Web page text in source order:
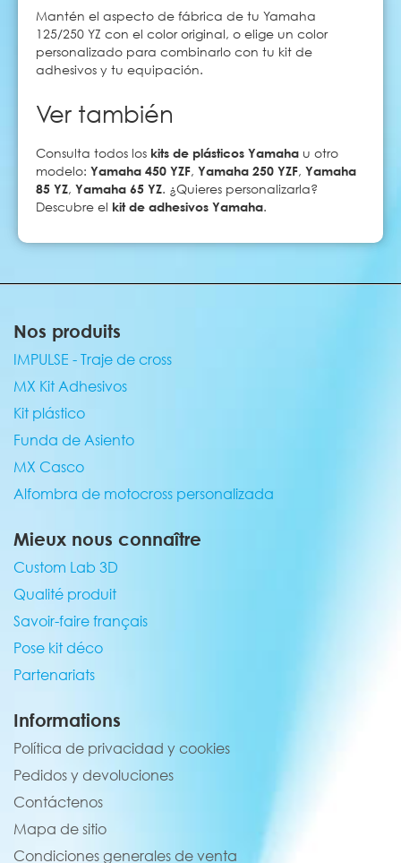
Mantén el aspecto de fábrica de tu Yamaha
125/250 YZ con el color original, o elige un color
personalizado para combinarlo con tu kit de
adhesivos y tu equipación.
Ver también
Consulta todos los kits de plásticos Yamaha u otro
modelo: Yamaha 450 YZF, Yamaha 250 YZF, Yamaha
85 YZ, Yamaha 65 YZ. ¿Quieres personalizarla?
Descubre el kit de adhesivos Yamaha.
Nos produits
IMPULSE - Traje de cross
MX Kit Adhesivos
Kit plástico
Funda de Asiento
MX Casco
Alfombra de motocross personalizada
Mieux nous connaître
Custom Lab 3D
Qualité produit
Savoir-faire français
Pose kit déco
Partenariats
Informations
Política de privacidad y cookies
Pedidos y devoluciones
Contáctenos
Mapa de sitio
Condiciones generales de venta